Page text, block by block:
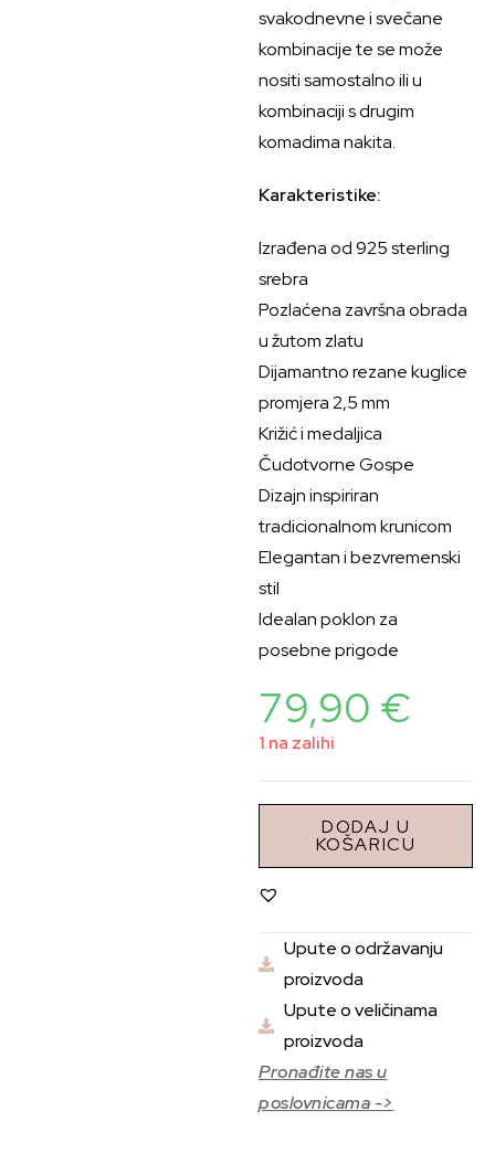
svakodnevne i svečane
kombinacije te se može
nositi samostalno ili u
kombinaciji s drugim
komadima nakita.
Karakteristike:
Izrađena od 925 sterling
srebra
Pozlaćena završna obrada
u žutom zlatu
Dijamantno rezane kuglice
promjera 2,5 mm
Križić i medaljica
Čudotvorne Gospe
Dizajn inspiriran
tradicionalnom krunicom
Elegantan i bezvremenski
stil
Idealan poklon za
posebne prigode
79,90 €
1 na zalihi
DODAJ U
KOŠARICU
Upute o održavanju
proizvoda
Upute o veličinama
proizvoda
Pronađite nas u
poslovnicama ->